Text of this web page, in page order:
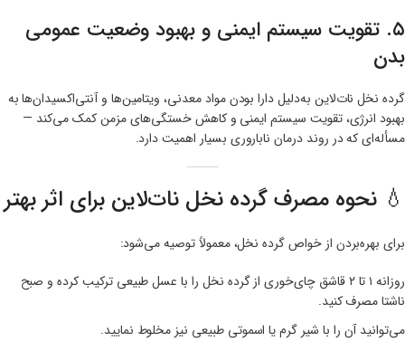
۵. تقویت سیستم ایمنی و بهبود وضعیت عمومی
بدن
گرده نخل نات‌لاین به‌دلیل دارا بودن مواد معدنی، ویتامین‌ها و آنتی‌اکسیدان‌ها به
بهبود انرژی، تقویت سیستم ایمنی و کاهش خستگی‌های مزمن کمک می‌کند —
مسأله‌ای که در روند درمان ناباروری بسیار اهمیت دارد.
💧 نحوه مصرف گرده نخل نات‌لاین برای اثر بهتر
برای بهره‌بردن از خواص گرده نخل، معمولاً توصیه می‌شود:
روزانه ۱ تا ۲ قاشق چای‌خوری از گرده نخل را با عسل طبیعی ترکیب کرده و صبح
ناشتا مصرف کنید.
می‌توانید آن را با شیر گرم یا اسموتی طبیعی نیز مخلوط نمایید.